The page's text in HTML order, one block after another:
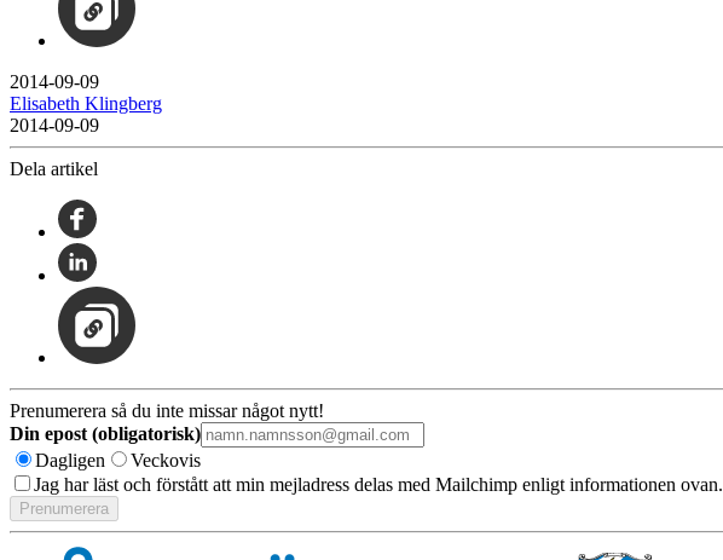
2014-09-09
Elisabeth Klingberg
2014-09-09
Dela artikel
Prenumerera så du inte missar något nytt!
Din epost (obligatorisk)
Dagligen
Veckovis
Jag har läst och förstått att min mejladress delas med Mailchimp enligt informationen ovan.